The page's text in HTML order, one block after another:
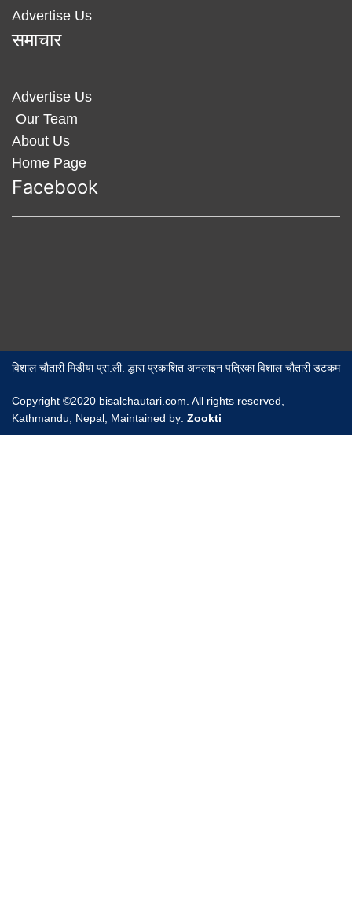
Advertise Us
समाचार
Advertise Us
Our Team
About Us
Home Page
Facebook
विशाल चौतारी मिडीया प्रा.ली. द्धारा प्रकाशित अनलाइन पत्रिका विशाल चौतारी डटकम
Copyright ©2020 bisalchautari.com. All rights reserved,
Kathmandu, Nepal, Maintained by: Zookti